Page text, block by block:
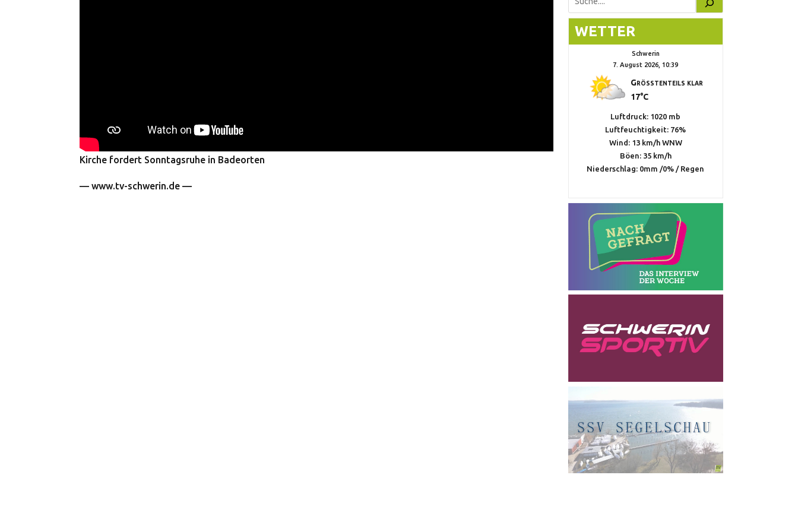
Kirche fordert Sonntagsruhe in Badeorten
— www.tv-schwerin.de —
Suchen
WETTER
Schwerin
7. August 2026, 10:39
Größtenteils klar
17°C
Luftdruck: 1020 mb
Luftfeuchtigkeit: 76%
Wind: 13 km/h WNW
Böen: 35 km/h
Niederschlag: 0mm /0% / Regen